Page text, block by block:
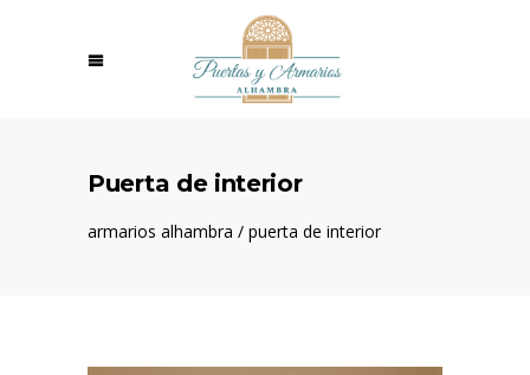
Puerta de interior
armarios alhambra / puerta de interior